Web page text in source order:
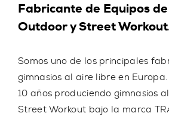
Fabricante de Equipos
Outdoor y Street
Somos uno de los principales
gimnasios al aire libre en
10 años produciendo gimnasios
Street Workout bajo la marca